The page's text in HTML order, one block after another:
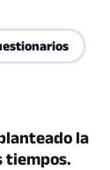
la
tiempos.